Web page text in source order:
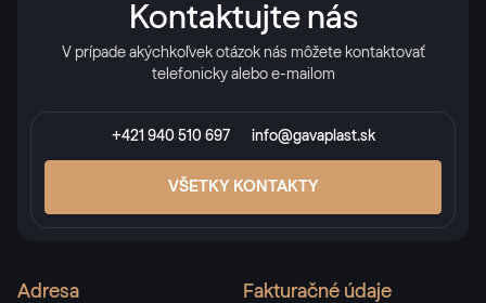
Kontaktujte nás
V prípade akýchkoľvek otázok nás môžete kontaktovať
telefonicky alebo e-mailom
+421 940 510 697 info@gavaplast.sk
VŠETKY KONTAKTY
Adresa Fakturačné údaje